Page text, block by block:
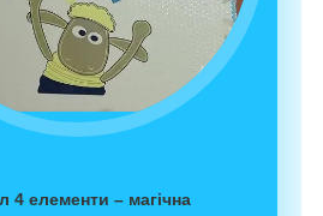
4 елементи – магічна